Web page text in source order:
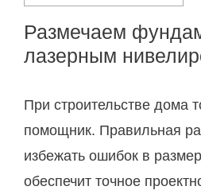
Размечаем
лазерным
При строительстве дома
помощник. Правильная
избежать ошибок в
обеспечит точное